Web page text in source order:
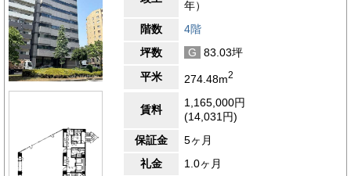
年）
階数
4階
坪数
G
83.03坪
平米
274.48m2
賃料
1,165,000円
(14,031円)
保証金
5ヶ月
礼金
1.0ヶ月